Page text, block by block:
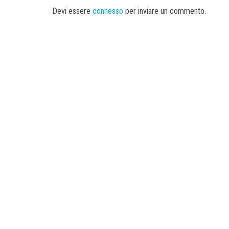
Devi essere connesso per inviare un commento.